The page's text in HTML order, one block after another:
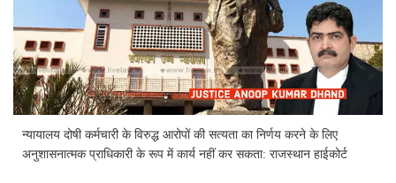
न्यायालय दोषी कर्मचारी के विरुद्ध आरोपों की सत्यता का निर्णय करने के लिए
अनुशासनात्मक प्राधिकारी के रूप में कार्य नहीं कर सकता: राजस्थान हाईकोर्ट